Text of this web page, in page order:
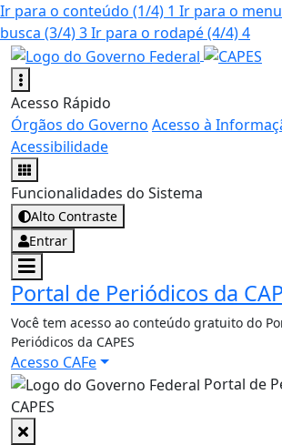
Ir para o conteúdo (1/4) 1 Ir para o menu
busca (3/4)3Ir para o rodapé(4/4)4
Acesso Rápido
Órgãos do Governo Acesso à
Acessibilidade
Funcionalidades do Sistema
Alto Contraste
Entrar
Portal de Periódicos da
Você tem acesso ao conteúdo gratuito do
Periódicos da CAPES
Acesso CAFe
Portal de
CAPES